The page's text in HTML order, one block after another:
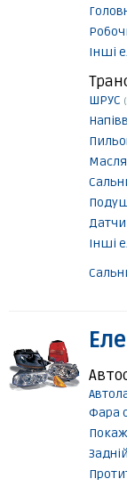
Інші
ШРУС
Інші
Фара